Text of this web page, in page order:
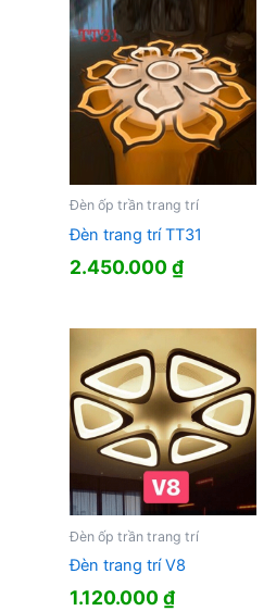
Đèn ốp trần trang trí
Đèn trang trí TT31
2.450.000₫
Đèn ốp trần trang trí
Đèn trang trí V8
1.120.000₫